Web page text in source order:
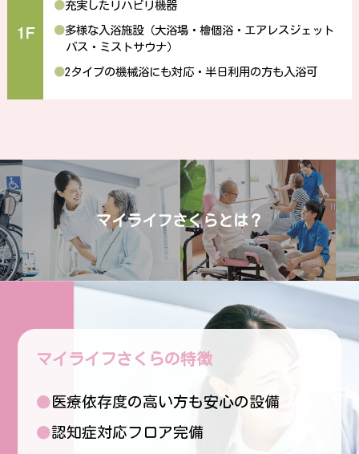
●充実したリハビリ機器
●多様な入浴施設（大浴場・檜個浴・エアレスジェット
バス・ミストサウナ）
●2タイプの機械浴にも対応・半日利用の方も入浴可
マイライフさくらとは？
マイライフさくらの特徴
●医療依存度の高い方も安心の設備
●認知症対応フロア完備